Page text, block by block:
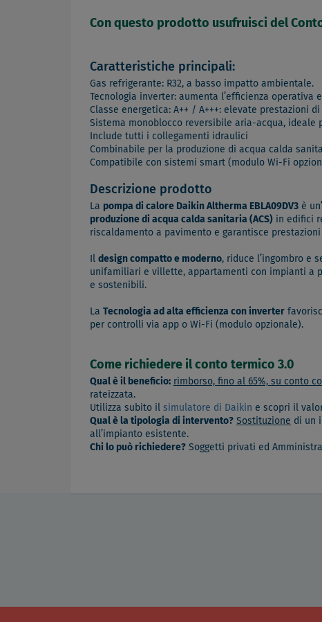
Con questo prodotto usufruisci del
Caratteristiche principali:
Gas refrigerante: R32, a basso impatto ambientale.
Tecnologia inverter: aumenta l’efficienza operativa
Classe energetica: A++ / A+++: elevate prestazioni
Sistema monoblocco reversibile aria-acqua, ideale
Include tutti i collegamenti idraulici
Combinabile per la produzione di acqua calda
Compatibile con sistemi smart (modulo Wi-Fi
Descrizione prodotto
La pompa di calore Daikin Altherma EBLA09DV3 è
produzione di acqua calda sanitaria (ACS) in edifici
riscaldamento a pavimento e garantisce
Il design compatto e moderno, riduce l’ingombro e
unifamiliari e villette, appartamenti con impianti a
e sostenibili.
La Tecnologia ad alta efficienza con inverter
per controlli via app o Wi-Fi (modulo opzionale).
Come richiedere il conto termico 3.0
Qual è il beneficio: rimborso, fino al 65%, su conto
rateizzata.
Utilizza subito il simulatore di Daikin e scopri il
Qual è la tipologia di intervento? Sostituzione di un
all’impianto esistente.
Chi lo può richiedere? Soggetti privati ed